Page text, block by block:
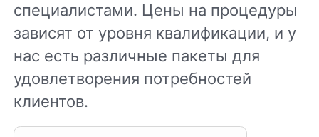
специалистами. Цены на процедуры
зависят от уровня квалификации, и у
нас есть различные пакеты для
удовлетворения потребностей
клиентов.